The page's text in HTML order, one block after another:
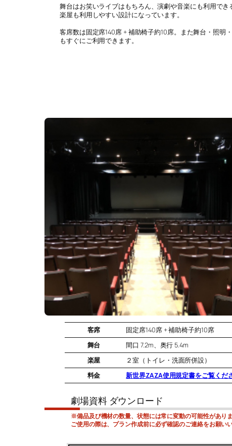
舞台はお笑いライブはもちろん、演劇や音楽にも利用で
楽屋も利用しやすい設計になっています。
客席数は固定席140席 + 補助椅子約10席。また舞台・照明
もすぐにご利用できます。
客席
固定席140席 + 補助椅子約10席
舞台
間口 7.2m、奥行 5.4m
楽屋
２室（トイレ・洗面所併設）
料金
新世界ZAZA使用規定書をご覧くだ
劇場資料 ダウンロード
※備品及び機材の数量、状態には常に変動の可能性がありま
ご使用の際は、プラン作成前に必ず確認のご連絡をお願い